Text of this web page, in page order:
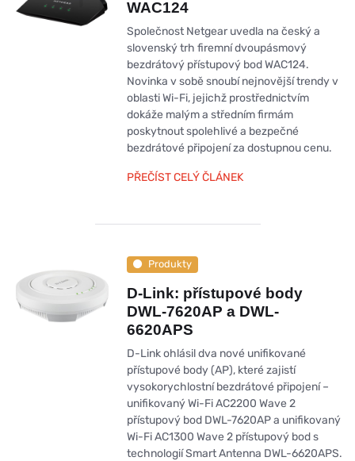
WAC124
Společnost Netgear uvedla na český a
slovenský trh firemní dvoupásmový
bezdrátový přístupový bod WAC124.
Novinka v sobě snoubí nejnovější trendy v
oblasti Wi-Fi, jejichž prostřednictvím
dokáže malým a středním firmám
poskytnout spolehlivé a bezpečné
bezdrátové připojení za dostupnou cenu.
PŘEČÍST CELÝ ČLÁNEK
Produkty
D-Link: přístupové body
DWL-7620AP a DWL-
6620APS
D-Link ohlásil dva nové unifikované
přístupové body (AP), které zajistí
vysokorychlostní bezdrátové připojení –
unifikovaný Wi-Fi AC2200 Wave 2
přístupový bod DWL-7620AP a unifikovaný
Wi-Fi AC1300 Wave 2 přístupový bod s
technologií Smart Antenna DWL-6620APS.